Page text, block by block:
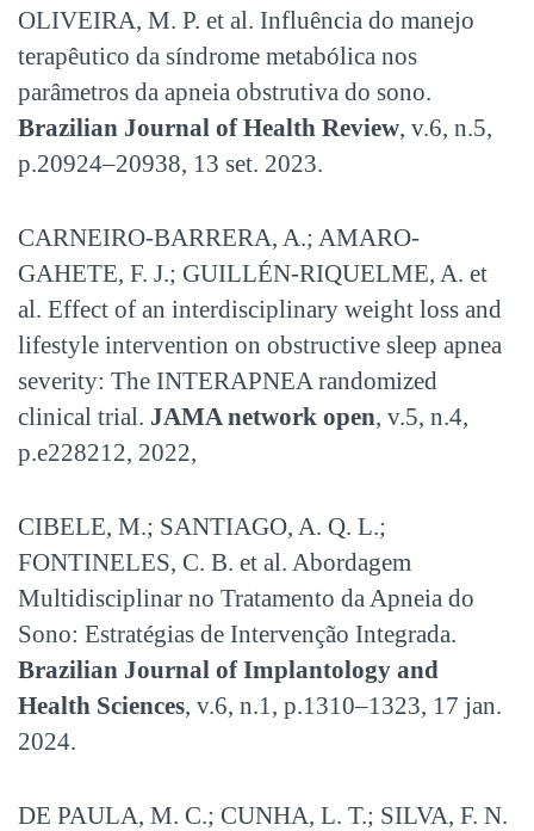
OLIVEIRA, M. P. et al. Influência do manejo
terapêutico da síndrome metabólica nos
parâmetros da apneia obstrutiva do sono.
Brazilian Journal of Health Review, v.6, n.5,
p.20924–20938, 13 set. 2023.
CARNEIRO-BARRERA, A.; AMARO-
GAHETE, F. J.; GUILLÉN-RIQUELME, A. et
al. Effect of an interdisciplinary weight loss and
lifestyle intervention on obstructive sleep apnea
severity: The INTERAPNEA randomized
clinical trial. JAMA network open, v.5, n.4,
p.e228212, 2022,
CIBELE, M.; SANTIAGO, A. Q. L.;
FONTINELES, C. B. et al. Abordagem
Multidisciplinar no Tratamento da Apneia do
Sono: Estratégias de Intervenção Integrada.
Brazilian Journal of Implantology and
Health Sciences, v.6, n.1, p.1310–1323, 17 jan.
2024.
DE PAULA, M. C.; CUNHA, L. T.; SILVA, F. N.